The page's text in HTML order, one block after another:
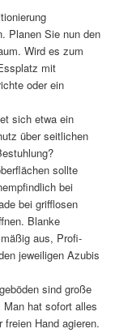
Planen Sie nun den
Wird es zum
mit
oder ein
sich etwa ein
über seitlichen
sollte
bei
bei grifflosen
Blanke
aus, Profi-
jeweiligen Azubis
sind große
hat sofort alles
Hand agieren.